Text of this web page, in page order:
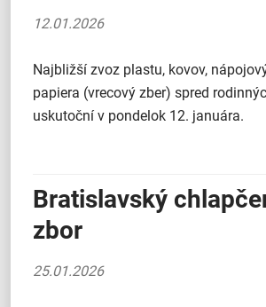
12.01.2026
Najbližší zvoz plastu, kovov,
papiera (vrecový zber) spred
uskutoční v pondelok 12. januára.
Bratislavský
zbor
25.01.2026